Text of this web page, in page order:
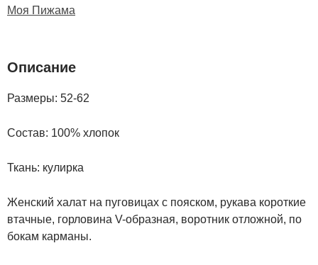
Моя Пижама
Описание
Размеры: 52-62
Состав: 100% хлопок
Ткань: кулирка
Женский халат на пуговицах с пояском, рукава короткие
втачные, горловина V-образная, воротник отложной, по
бокам карманы.